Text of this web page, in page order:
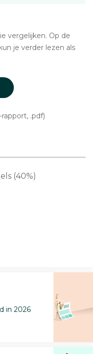
vergelijken. Op de
je verder lezen als
.pdf)
(40%)
in 2026